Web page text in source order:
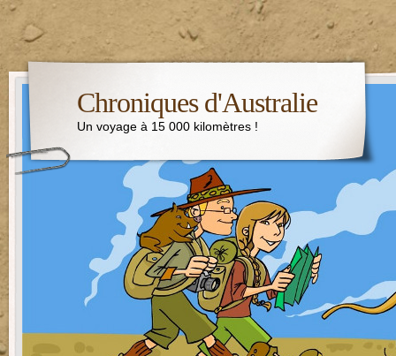
Chroniques d'Australie
Un voyage à 15 000 kilomètres !